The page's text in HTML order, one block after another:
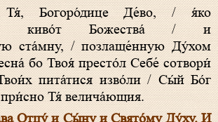
киво́т Божества́ / и
ста́мну, / позлаще́нную Ду́хом
бо Твоя́ престо́л Себе́ сотвори́
пита́тися изво́ли / Сы́й Бо́г
Тя́ велича́ющия.
Отцу́ и Сы́ну и Свято́му Ду́ху. И